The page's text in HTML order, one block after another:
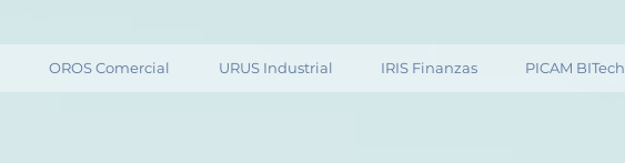
OROS Comercial URUS Industrial IRIS Finanzas PICAM BITech